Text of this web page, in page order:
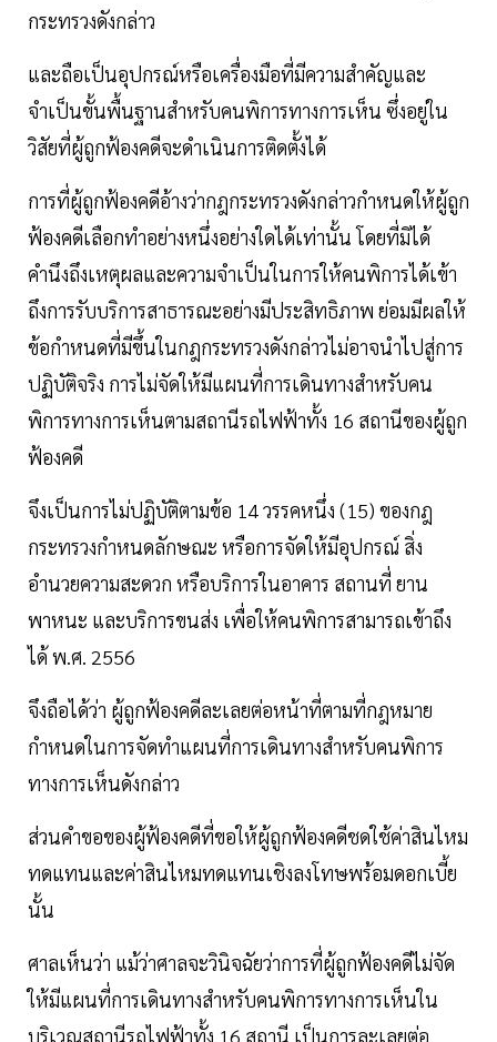
กระทรวงดังกล่าว
และถือเป็นอุปกรณ์หรือเครื่องมือที่มีความสำคัญและ
จำเป็นขั้นพื้นฐานสำหรับคนพิการทางการเห็น ซึ่งอยู่ใน
วิสัยที่ผู้ถูกฟ้องคดีจะดำเนินการติดตั้งได้
การที่ผู้ถูกฟ้องคดีอ้างว่ากฎกระทรวงดังกล่าวกำหนดให้ผู้ถูก
ฟ้องคดีเลือกทำอย่างหนึ่งอย่างใดได้เท่านั้น โดยที่มิได้
คำนึงถึงเหตุผลและความจำเป็นในการให้คนพิการได้เข้า
ถึงการรับบริการสาธารณะอย่างมีประสิทธิภาพ ย่อมมีผลให้
ข้อกำหนดที่มีขึ้นในกฎกระทรวงดังกล่าวไม่อาจนำไปสู่การ
ปฏิบัติจริง การไม่จัดให้มีแผนที่การเดินทางสำหรับคน
พิการทางการเห็นตามสถานีรถไฟฟ้าทั้ง 16 สถานีของผู้ถูก
ฟ้องคดี
จึงเป็นการไม่ปฏิบัติตามข้อ 14 วรรคหนึ่ง (15) ของกฎ
กระทรวงกำหนดลักษณะ หรือการจัดให้มีอุปกรณ์ สิ่ง
อำนวยความสะดวก หรือบริการในอาคาร สถานที่ ยาน
พาหนะ และบริการขนส่ง เพื่อให้คนพิการสามารถเข้าถึง
ได้ พ.ศ. 2556
จึงถือได้ว่า ผู้ถูกฟ้องคดีละเลยต่อหน้าที่ตามที่กฎหมาย
กำหนดในการจัดทำแผนที่การเดินทางสำหรับคนพิการ
ทางการเห็นดังกล่าว
ส่วนคำขอของผู้ฟ้องคดีที่ขอให้ผู้ถูกฟ้องคดีชดใช้ค่าสินไหม
ทดแทนและค่าสินไหมทดแทนเชิงลงโทษพร้อมดอกเบี้ย
นั้น
ศาลเห็นว่า แม้ว่าศาลจะวินิจฉัยว่าการที่ผู้ถูกฟ้องคดีไม่จัด
ให้มีแผนที่การเดินทางสำหรับคนพิการทางการเห็นใน
บริเวณสถานีรถไฟฟ้าทั้ง 16 สถานี เป็นการละเลยต่อ